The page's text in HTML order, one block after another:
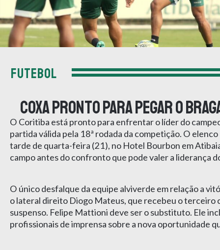
FUTEBOL
Coxa pronto para pegar o
O Coritiba está pronto para enfrentar o líder do
partida válida pela 18ª rodada da competição. O
tarde de quarta-feira (21), no Hotel Bourbon em
campo antes do confronto que pode valer a liderança
O único desfalque da equipe alviverde em relação a
o lateral direito Diogo Mateus, que recebeu o terceiro
suspenso. Felipe Mattioni deve ser o substituto. Ele
profissionais de imprensa sobre a nova oportunidade